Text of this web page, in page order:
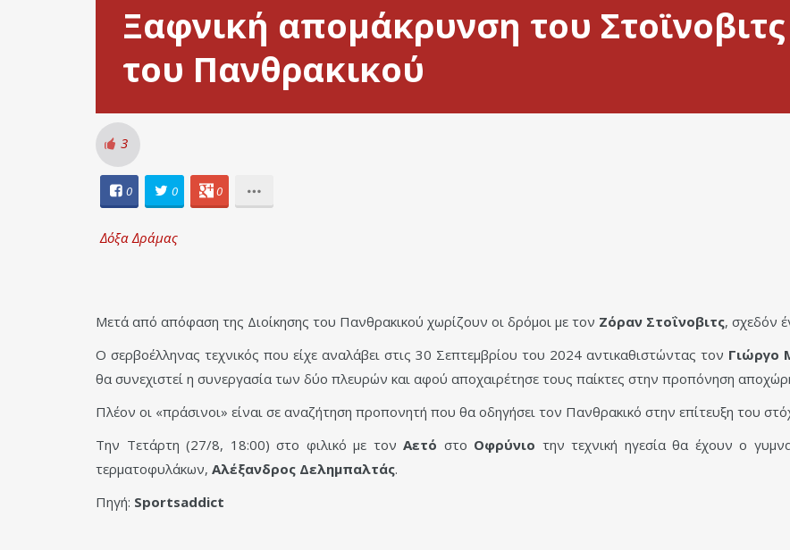
Ξαφνική απομάκρυνση του
του Πανθρακικού
3
0 0 0
Δόξα Δράμας
Μετά από απόφαση της Διοίκησης του Πανθρακικού χωρίζουν οι δρόμοι με τον Ζόραν Στοΐνοβιτς, σχεδόν
Ο σερβοέλληνας τεχνικός που είχε αναλάβει στις 30 Σεπτεμβρίου του 2024 αντικαθιστώντας τον Γιώργο
θα συνεχιστεί η συνεργασία των δύο πλευρών και αφού αποχαιρέτησε τους παίκτες στην προπόνηση
Πλέον οι «πράσινοι» είναι σε αναζήτηση προπονητή που θα οδηγήσει τον Πανθρακικό στην επίτευξη του
Την Τετάρτη (27/8, 18:00) στο φιλικό με τον Αετό στο Οφρύνιο την τεχνική ηγεσία θα έχουν ο
τερματοφυλάκων, Αλέξανδρος Δελημπαλτάς.
Πηγή: Sportsaddict